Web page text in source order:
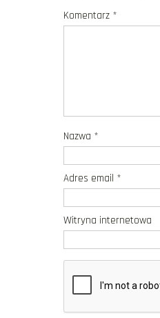
Komentarz *
Nazwa *
Adres email *
Witryna internetowa